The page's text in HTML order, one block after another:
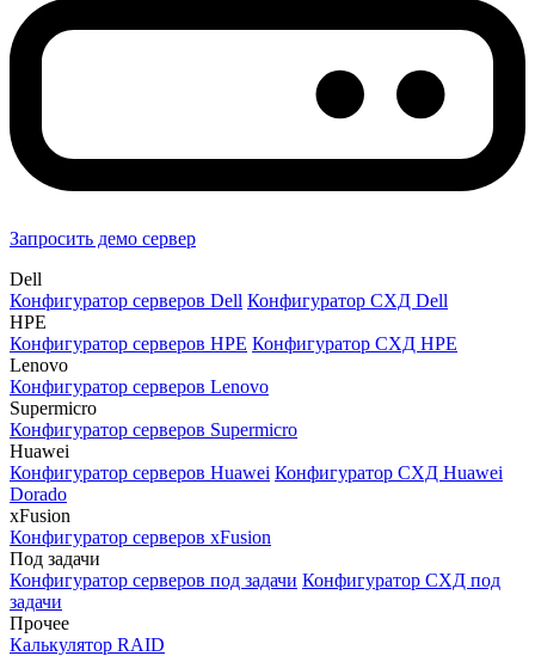
Запросить демо сервер
Dell
Конфигуратор серверов Dell Конфигуратор СХД Dell
HPE
Конфигуратор серверов HPE Конфигуратор СХД HPE
Lenovo
Конфигуратор серверов Lenovo
Supermicro
Конфигуратор серверов Supermicro
Huawei
Конфигуратор серверов Huawei Конфигуратор СХД Huawei
Dorado
xFusion
Конфигуратор серверов xFusion
Под задачи
Конфигуратор серверов под задачи Конфигуратор СХД под
задачи
Прочее
Калькулятор RAID